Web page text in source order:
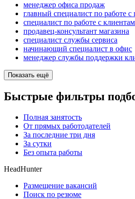
менеджер офиса продаж
главный специалист по работе с
специалист по работе с
продавец-консультант магазина
специалист службы сервиса
начинающий специалист в офис
менеджер службы поддержки
Показать ещё
Быстрые фильтры
Полная занятость
От прямых работодателей
За последние три дня
За сутки
Без опыта работы
HeadHunter
Размещение вакансий
Поиск по резюме